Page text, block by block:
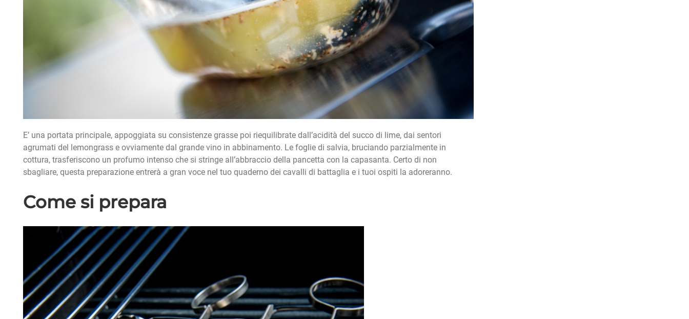
E’ una portata principale, appoggiata su consistenze grasse poi riequilibrate dall’acidità del succo di lime, dai sentori
agrumati del lemongrass e ovviamente dal grande vino in abbinamento. Le foglie di salvia, bruciando parzialmente in
cottura, trasferiscono un profumo intenso che si stringe all’abbraccio della pancetta con la capasanta. Certo di non
sbagliare, questa preparazione entrerà a gran voce nel tuo quaderno dei cavalli di battaglia e i tuoi ospiti la adoreranno.
Come si prepara